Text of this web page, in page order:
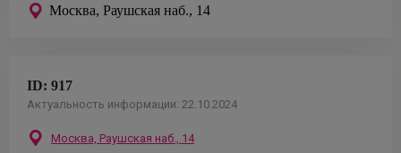
Москва, Раушская наб., 14
ID: 917
Актуальность информации: 22.10.2024
Москва, Раушская наб., 14